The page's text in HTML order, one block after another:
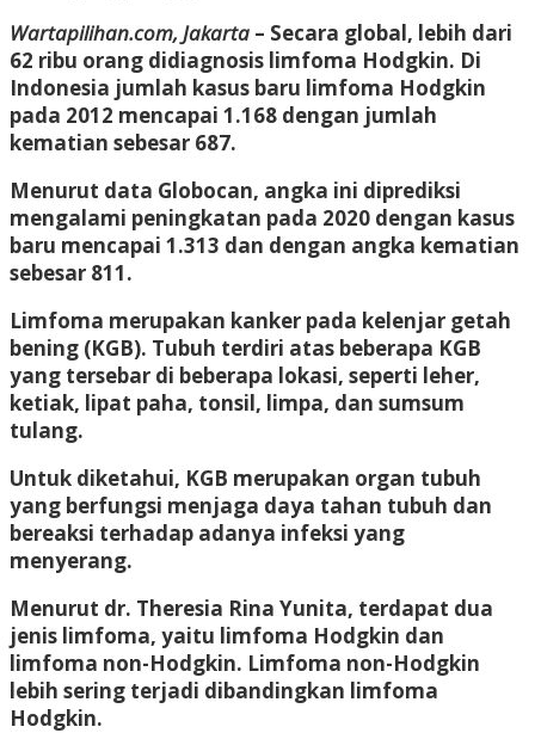
Wartapilihan.com, Jakarta – Secara global, lebih dari
62 ribu orang didiagnosis limfoma Hodgkin. Di
Indonesia jumlah kasus baru limfoma Hodgkin
pada 2012 mencapai 1.168 dengan jumlah
kematian sebesar 687.
Menurut data Globocan, angka ini diprediksi
mengalami peningkatan pada 2020 dengan kasus
baru mencapai 1.313 dan dengan angka kematian
sebesar 811.
Limfoma merupakan kanker pada kelenjar getah
bening (KGB). Tubuh terdiri atas beberapa KGB
yang tersebar di beberapa lokasi, seperti leher,
ketiak, lipat paha, tonsil, limpa, dan sumsum
tulang.
Untuk diketahui, KGB merupakan organ tubuh
yang berfungsi menjaga daya tahan tubuh dan
bereaksi terhadap adanya infeksi yang
menyerang.
Menurut dr. Theresia Rina Yunita, terdapat dua
jenis limfoma, yaitu limfoma Hodgkin dan
limfoma non-Hodgkin. Limfoma non-Hodgkin
lebih sering terjadi dibandingkan limfoma
Hodgkin.